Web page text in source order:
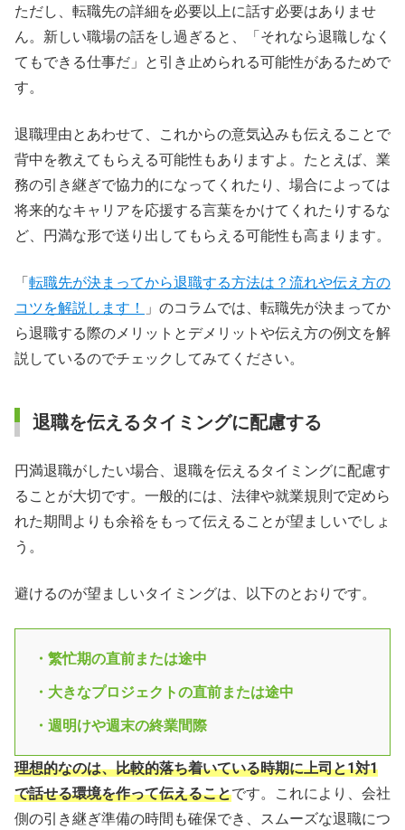
ただし、転職先の詳細を必要以上に話す必要はありませ
ん。新しい職場の話をし過ぎると、「それなら退職しなく
てもできる仕事だ」と引き止められる可能性があるためで
す。
退職理由とあわせて、これからの意気込みも伝えることで
背中を教えてもらえる可能性もありますよ。たとえば、業
務の引き継ぎで協力的になってくれたり、場合によっては
将来的なキャリアを応援する言葉をかけてくれたりするな
ど、円満な形で送り出してもらえる可能性も高まります。
「 転職先が決まってから退職する方法は？流れや伝え方の
コツを解説します！
」のコラムでは、転職先が決まってか
ら退職する際のメリットとデメリットや伝え方の例文を解
説しているのでチェックしてみてください。
退職を伝えるタイミングに配慮する
円満退職がしたい場合、退職を伝えるタイミングに配慮す
ることが大切です。一般的には、法律や就業規則で定めら
れた期間よりも余裕をもって伝えることが望ましいでしょ
う。
避けるのが望ましいタイミングは、以下のとおりです。
・繁忙期の直前または途中
・大きなプロジェクトの直前または途中
・週明けや週末の終業間際
理想的なのは、比較的落ち着いている時期に上司と1対1
で話せる環境を作って伝えることです。これにより、会社
側の引き継ぎ準備の時間も確保でき、スムーズな退職につ